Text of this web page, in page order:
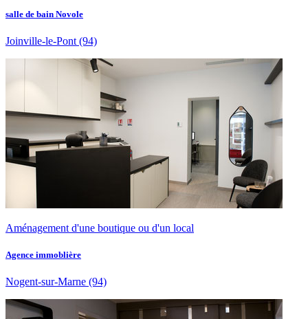
salle de bain Novole
Joinville-le-Pont (94)
Aménagement d'une boutique ou d'un local
Agence immoblière
Nogent-sur-Marne (94)